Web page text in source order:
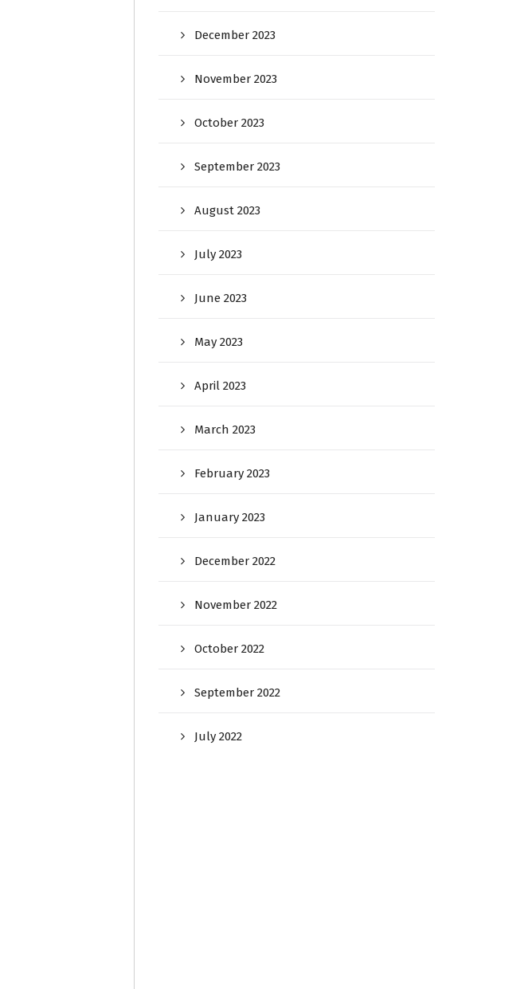
December 2023
November 2023
October 2023
September 2023
August 2023
July 2023
June 2023
May 2023
April 2023
March 2023
February 2023
January 2023
December 2022
November 2022
October 2022
September 2022
July 2022